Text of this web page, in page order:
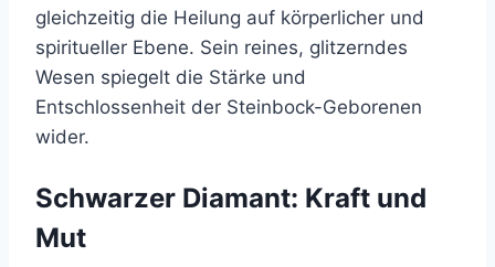
gleichzeitig die Heilung auf körperlicher und
spiritueller Ebene. Sein reines, glitzerndes
Wesen spiegelt die Stärke und
Entschlossenheit der Steinbock-Geborenen
wider.
Schwarzer Diamant: Kraft und
Mut